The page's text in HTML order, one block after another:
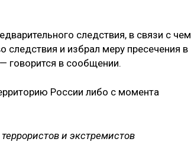
следствия, в связи с чем
следствия и избрал меру пресечения в
говорится в сообщении.
России либо с момента
и экстремистов